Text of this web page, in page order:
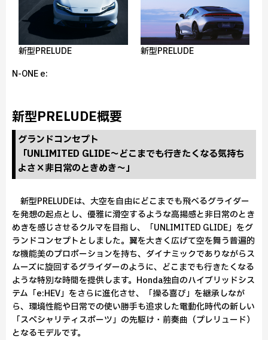
新型PRELUDE
新型PRELUDE
N-ONE e:
新型PRELUDE概要
グランドコンセプト
「UNLIMITED GLIDE〜どこまでも行きたくなる気持ち
よさ×非日常のときめき〜」
新型PRELUDEは、大空を自由にどこまでも飛べるグライダー
を発想の起点とし、優雅に滑空するような高揚感と非日常のとき
めきを感じさせるクルマを目指し、「UNLIMITED GLIDE」をグ
ランドコンセプトとしました。翼を大きく広げて空を舞う普遍的
な機能美のプロポーションを持ち、ダイナミックでありながらス
ムーズに旋回するグライダーのように、どこまでも行きたくなる
ような特別な時間を提供します。Honda独自のハイブリッドシス
テム「e:HEV」をさらに進化させ、「操る喜び」を継承しなが
ら、環境性能や日常での使い勝手も追求した電動化時代の新しい
「スペシャリティスポーツ」の先駆け・前奏曲（プレリュード）
となるモデルです。